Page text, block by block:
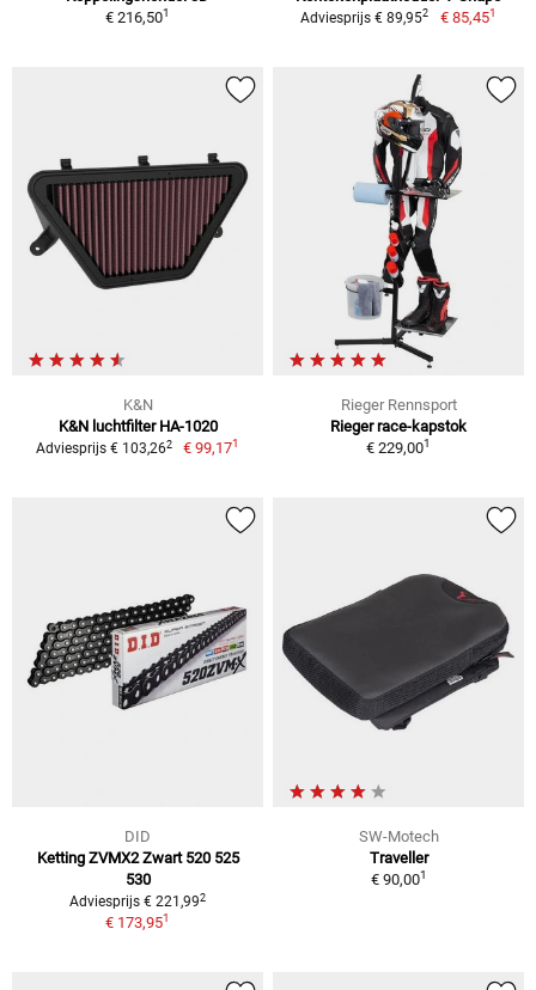
€ 216,501 Adviesprijs € 89,952 € 85,451
K&N
K&N luchtfilter HA-1020
Adviesprijs € 103,262 € 99,171
Rieger Rennsport
Rieger race-kapstok
€ 229,001
DID
Ketting ZVMX2 Zwart 520 525
530
Adviesprijs € 221,992
€ 173,951
SW-Motech
Traveller
€ 90,001